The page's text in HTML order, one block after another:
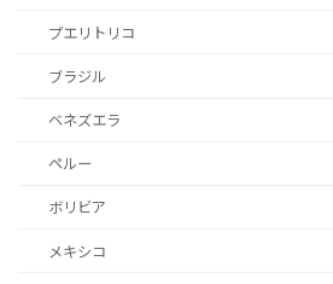
プエリトリコ
ブラジル
ベネズエラ
ペルー
ボリビア
メキシコ